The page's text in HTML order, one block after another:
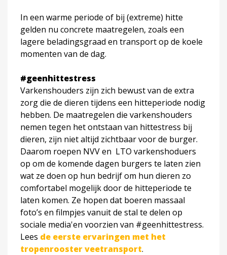
In een warme periode of bij (extreme) hitte
gelden nu concrete maatregelen, zoals een
lagere beladingsgraad en transport op de koele
momenten van de dag.
#geenhittestress
Varkenshouders zijn zich bewust van de extra
zorg die de dieren tijdens een hitteperiode nodig
hebben. De maatregelen die varkenshouders
nemen tegen het ontstaan van hittestress bij
dieren, zijn niet altijd zichtbaar voor de burger.
Daarom roepen NVV en LTO varkenshoduers
op om de komende dagen burgers te laten zien
wat ze doen op hun bedrijf om hun dieren zo
comfortabel mogelijk door de hitteperiode te
laten komen. Ze hopen dat boeren massaal
foto’s en filmpjes vanuit de stal te delen op
sociale media'en voorzien van #geenhittestress.
Lees de eerste ervaringen met het
tropenrooster veetransport.